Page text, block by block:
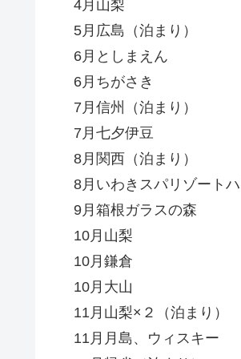
4月山梨
5月広島（泊まり）
6月としまえん
6月ちがさき
7月信州（泊まり）
7月七夕伊豆
8月関西（泊まり）
8月いわきスパリゾート
9月箱根ガラスの森
10月山梨
10月鎌倉
10月大山
11月山梨×２（泊まり）
11月月島、ウィスキー